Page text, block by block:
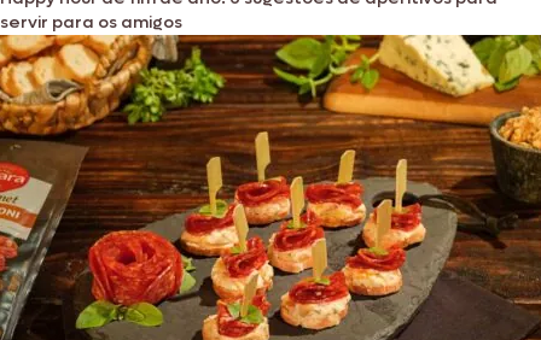
servir para os amigos